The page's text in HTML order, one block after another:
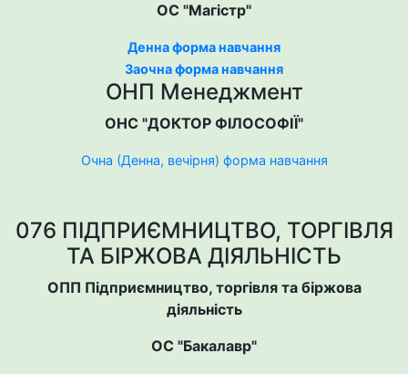
ОС "Магістр"
Денна форма навчання
Заочна форма навчання
ОНП Менеджмент
ОНС "ДОКТОР ФІЛОСОФІЇ"
Очна (Денна, вечірня) форма навчання
076 ПІДПРИЄМНИЦТВО, ТОРГІВЛЯ
ТА БІРЖОВА ДІЯЛЬНІСТЬ
ОПП Підприємництво, торгівля та біржова
діяльність
ОС "Бакалавр"